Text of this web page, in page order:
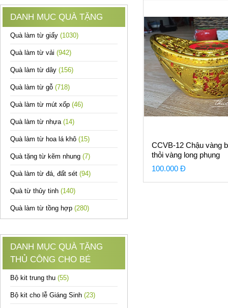
DANH MỤC QUÀ TẶNG
Quà làm từ giấy (1030)
Quà làm từ vải (942)
Quà làm từ dây (156)
Quà làm từ gỗ (718)
Quà làm từ mút xốp (46)
Quà làm từ nhựa (14)
Quà làm từ hoa lá khô (15)
Quà tặng từ kẽm nhung (7)
Quà làm từ đá, đất sét (94)
Quà từ thủy tinh (140)
Quà làm từ tồng hợp (280)
DANH MỤC QUÀ TẶNG
THỦ CÔNG CHO BÉ
Bộ kit trung thu (55)
Bộ kit cho lễ Giáng Sinh (23)
CCVB-12 Chậu vàng
thỏi vàng long phụng
100.000 Đ